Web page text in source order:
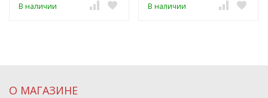
В наличии В наличии
О МАГАЗИНЕ